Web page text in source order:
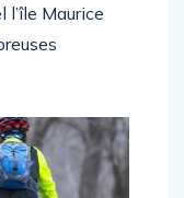
Maurice